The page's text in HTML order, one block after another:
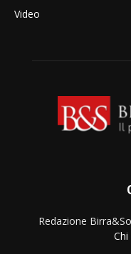
Video
Redazione